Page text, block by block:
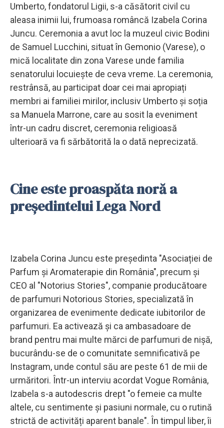
Umberto, fondatorul Ligii, s-a căsătorit civil cu
aleasa inimii lui, frumoasa româncă Izabela Corina
Juncu. Ceremonia a avut loc la muzeul civic Bodini
de Samuel Lucchini, situat în Gemonio (Varese), o
mică localitate din zona Varese unde familia
senatorului locuiește de ceva vreme. La ceremonia,
restrânsă, au participat doar cei mai apropiați
membri ai familiei mirilor, inclusiv Umberto și soția
sa Manuela Marrone, care au sosit la eveniment
într-un cadru discret, ceremonia religioasă
ulterioară va fi sărbătorită la o dată neprecizată.
Cine este proaspăta noră a
președintelui Lega Nord
Izabela Corina Juncu este președinta "Asociației de
Parfum și Aromaterapie din România", precum și
CEO al "Notorius Stories", companie producătoare
de parfumuri Notorious Stories, specializată în
organizarea de evenimente dedicate iubitorilor de
parfumuri. Ea activează și ca ambasadoare de
brand pentru mai multe mărci de parfumuri de nișă,
bucurându-se de o comunitate semnificativă pe
Instagram, unde contul său are peste 61 de mii de
urmăritori. Într-un interviu acordat Vogue România,
Izabela s-a autodescris drept "o femeie ca multe
altele, cu sentimente și pasiuni normale, cu o rutină
strictă de activități aparent banale". În timpul liber, îi